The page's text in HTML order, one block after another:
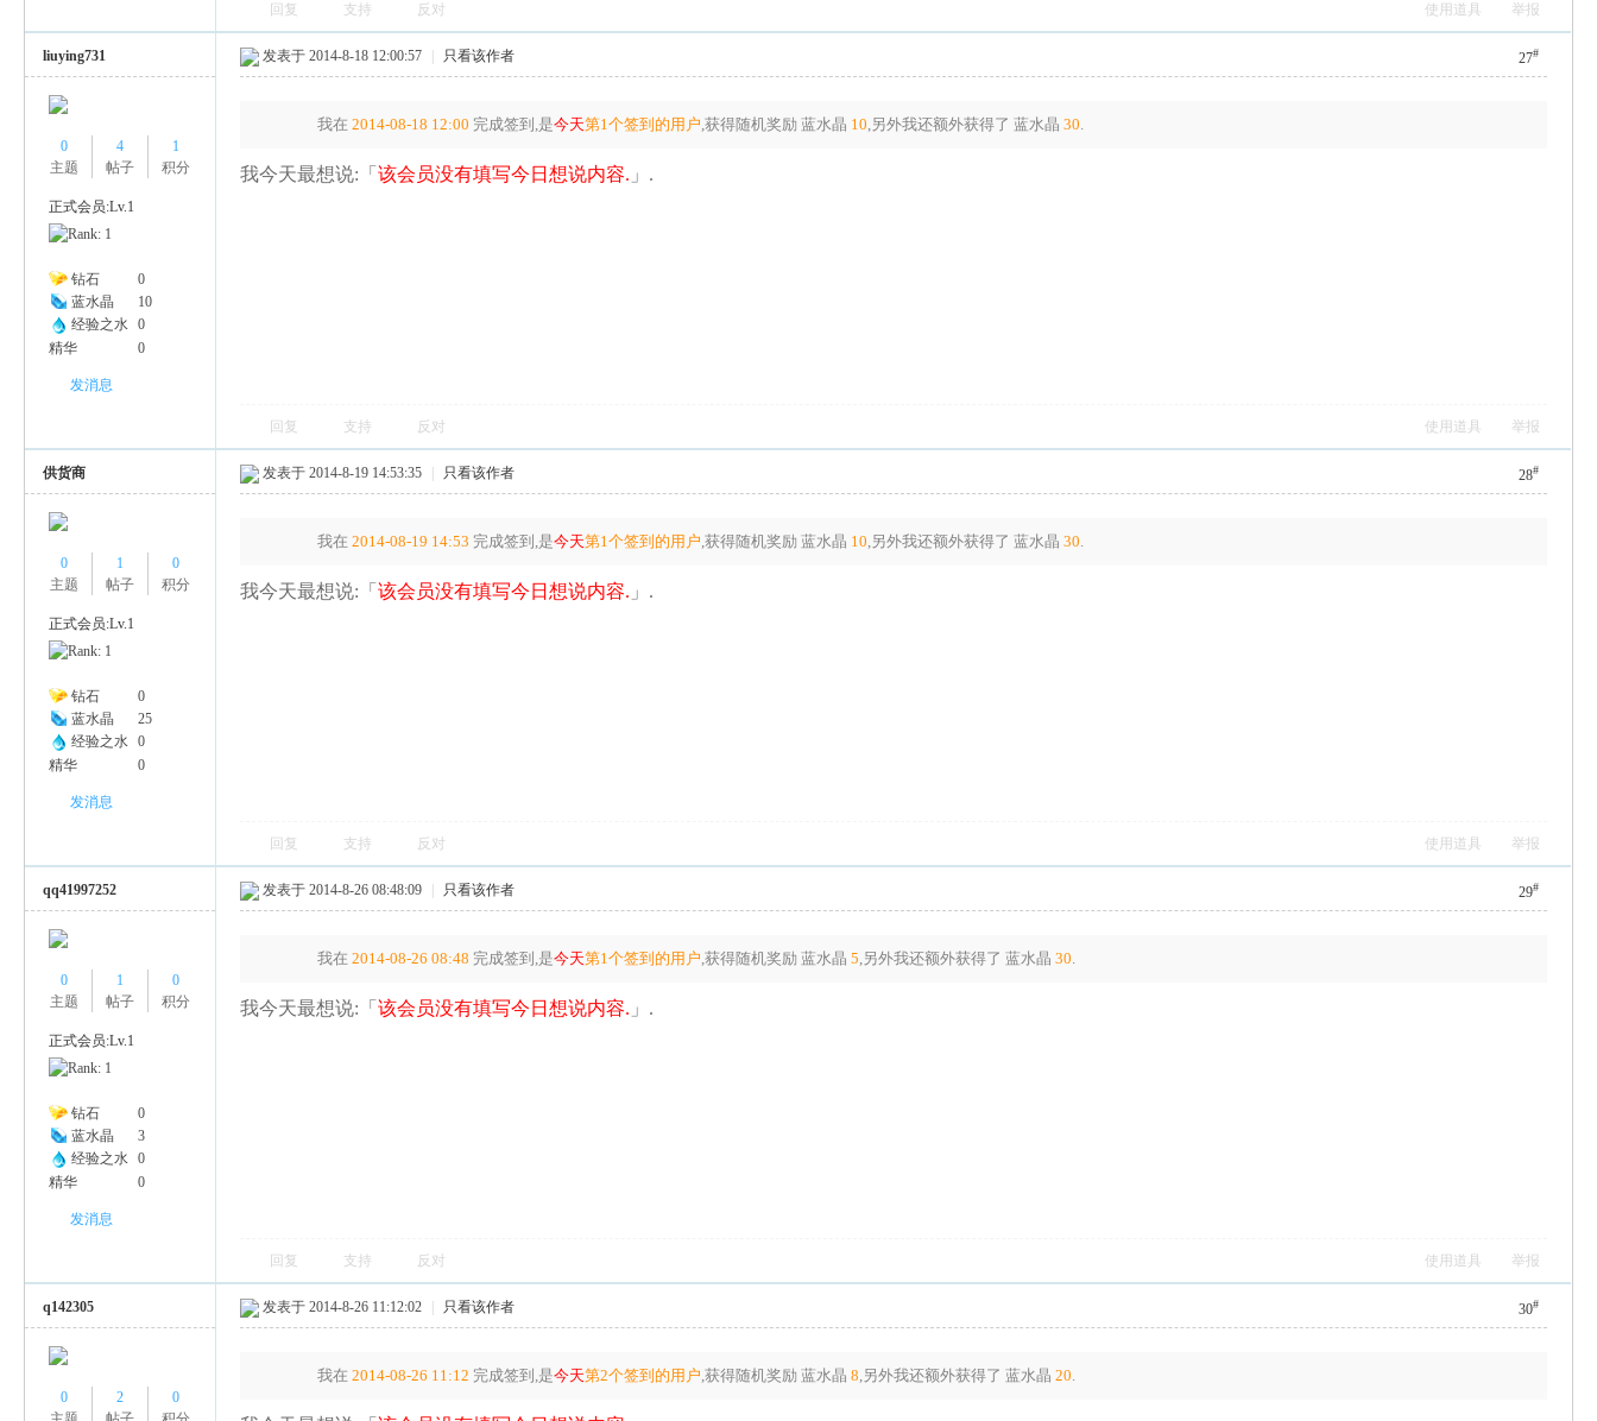
回复 支持 反对 使用道具 举报
liuying731
0
主题
4
帖子
1
积分
正式会员:Lv.1
钻石
0
蓝水晶
10
经验之水 0
精华
0
发消息
27#
发表于 2014-8-18 12:00:57 只看该作者
我在 2014-08-18 12:00 完成签到,是今天第1个签到的用户,获得随机奖励蓝水晶 10,另外我还额外获得了 蓝水晶30.
我今天最想说:「该会员没有填写今日想说内容. 」.
回复 支持 反对 使用道具 举报
供货商
0
主题
1
帖子
0
积分
正式会员:Lv.1
钻石
0
蓝水晶
25
经验之水 0
精华
0
发消息
28#
发表于 2014-8-19 14:53:35 只看该作者
我在 2014-08-19 14:53 完成签到,是今天第1个签到的用户,获得随机奖励蓝水晶 10,另外我还额外获得了 蓝水晶30.
我今天最想说:「该会员没有填写今日想说内容. 」.
回复 支持 反对 使用道具 举报
qq41997252
0
主题
1
帖子
0
积分
正式会员:Lv.1
钻石
0
蓝水晶
3
经验之水 0
精华
0
发消息
29#
发表于 2014-8-26 08:48:09 只看该作者
我在 2014-08-26 08:48 完成签到,是今天第1个签到的用户,获得随机奖励蓝水晶5,另外我还额外获得了 蓝水晶30.
我今天最想说:「该会员没有填写今日想说内容. 」.
回复 支持 反对 使用道具 举报
q142305
0
2
0
30#
发表于 2014-8-26 11:12:02 只看该作者
我在 2014-08-26 11:12 完成签到,是今天第2个签到的用户,获得随机奖励蓝水晶8,另外我还额外获得了 蓝水晶20.